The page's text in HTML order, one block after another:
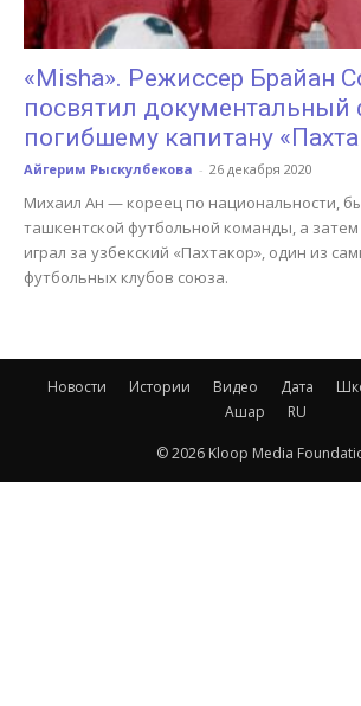
«Misha». Режиссер Брайан
посвятил
погибшему капитану
Айгерим Рыскулбекова - 26 декабря 2020
Михаил Ан — кореец по национальности,
ташкентской футбольной команды, а
играл за узбекский «Пахтакор», один из
футбольных клубов союза.
Новости Истории Видео Дата
Ашар
RU
© 2026 Kloop Media